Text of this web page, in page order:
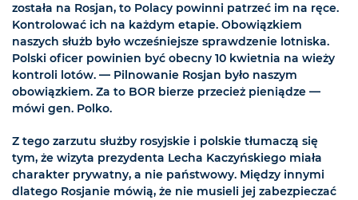
została na Rosjan, to Polacy powinni patrzeć im na ręce.
Kontrolować ich na każdym etapie. Obowiązkiem
naszych służb było wcześniejsze sprawdzenie lotniska.
Polski oficer powinien być obecny 10 kwietnia na wieży
kontroli lotów. — Pilnowanie Rosjan było naszym
obowiązkiem. Za to BOR bierze przecież pieniądze —
mówi gen. Polko.
Z tego zarzutu służby rosyjskie i polskie tłumaczą się
tym, że wizyta prezydenta Lecha Kaczyńskiego miała
charakter prywatny, a nie państwowy. Między innymi
dlatego Rosjanie mówią, że nie musieli jej zabezpieczać